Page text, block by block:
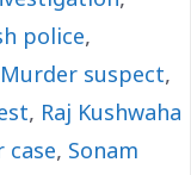
police,
Murder suspect,
, Raj Kushwaha
case, Sonam